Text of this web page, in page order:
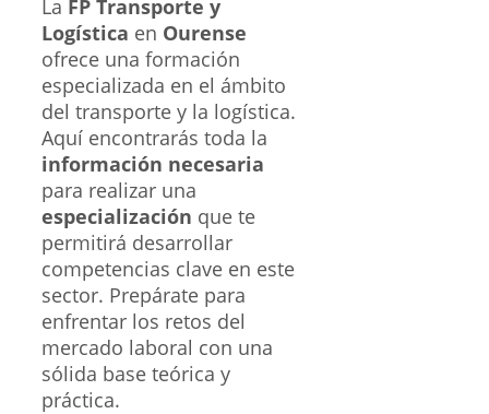
La FP Transporte y
Logística en Ourense
ofrece una formación
especializada en el ámbito
del transporte y la logística.
Aquí encontrarás toda la
información necesaria
para realizar una
especialización que te
permitirá desarrollar
competencias clave en este
sector. Prepárate para
enfrentar los retos del
mercado laboral con una
sólida base teórica y
práctica.